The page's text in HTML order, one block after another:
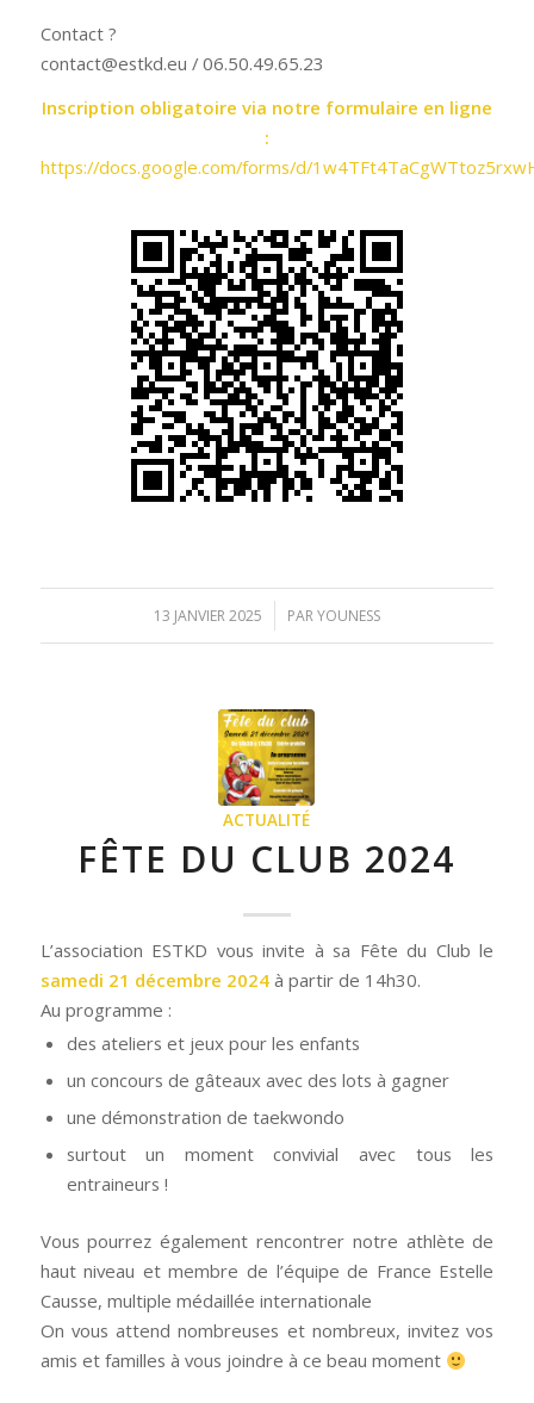
Contact ?
contact@estkd.eu / 06.50.49.65.23
Inscription obligatoire via notre formulaire en ligne
:
https://docs.google.com/forms/d/
13 JANVIER 2025
/ PARYOUNESS
ACTUALITÉ
FÊTE DU CLUB 2024
L’association ESTKD vous invite à sa Fête du Club le
samedi 21 décembre 2024à partir de 14h30.
Au programme :
des ateliers et jeux pour les enfants
un concours de gâteaux avec des lots à gagner
une démonstration de taekwondo
surtout un moment convivial avec tous les
entraineurs !
Vous pourrez également rencontrer notre athlète de
haut niveau et membre de l’équipe de France Estelle
Causse, multiple médaillée internationale
On vous attend nombreuses et nombreux, invitez vos
amis et familles à vous joindre à ce beau moment